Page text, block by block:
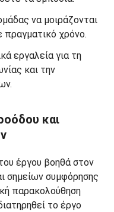
να μοιράζονται
πραγματικό χρόνο.
εργαλεία για τη
και την
και
έργου βοηθά στον
σημείων συμφόρησης
παρακολούθηση
το έργο